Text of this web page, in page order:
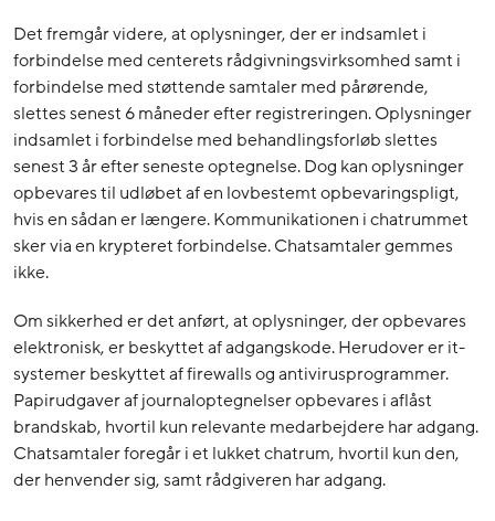
Det fremgår videre, at oplysninger, der er indsamlet i
forbindelse med centerets rådgivningsvirksomhed samt i
forbindelse med støttende samtaler med pårørende,
slettes senest 6 måneder efter registreringen. Oplysninger
indsamlet i forbindelse med behandlingsforløb slettes
senest 3 år efter seneste optegnelse. Dog kan oplysninger
opbevares til udløbet af en lovbestemt opbevaringspligt,
hvis en sådan er længere. Kommunikationen i chatrummet
sker via en krypteret forbindelse. Chatsamtaler gemmes
ikke.
Om sikkerhed er det anført, at oplysninger, der opbevares
elektronisk, er beskyttet af adgangskode. Herudover er it-
systemer beskyttet af firewalls og antivirusprogrammer.
Papirudgaver af journaloptegnelser opbevares i aflåst
brandskab, hvortil kun relevante medarbejdere har adgang.
Chatsamtaler foregår i et lukket chatrum, hvortil kun den,
der henvender sig, samt rådgiveren har adgang.